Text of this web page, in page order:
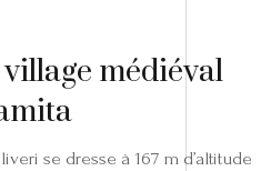
médiéval
se dresse à 167 m d’altitude